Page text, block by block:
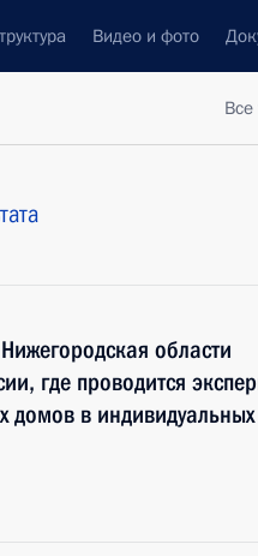
Видео и фото
области
где проводится
домов в индивидуальных